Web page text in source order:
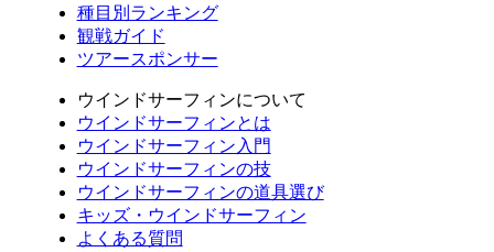
種目別ランキング
観戦ガイド
ツアースポンサー
ウインドサーフィンについて
ウインドサーフィンとは
ウインドサーフィン入門
ウインドサーフィンの技
ウインドサーフィンの道具選び
キッズ・ウインドサーフィン
よくある質問